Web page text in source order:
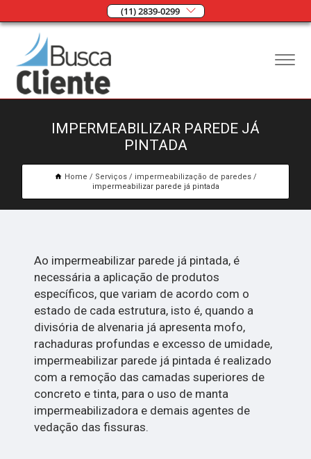
(11) 2839-0299
IMPERMEABILIZAR PAREDE JÁ
PINTADA
Home Serviços
impermeabilização de paredes
impermeabilizar parede já pintada
Ao impermeabilizar parede já pintada, é
necessária a aplicação de produtos
específicos, que variam de acordo com o
estado de cada estrutura, isto é, quando a
divisória de alvenaria já apresenta mofo,
rachaduras profundas e excesso de umidade,
impermeabilizar parede já pintada é realizado
com a remoção das camadas superiores de
concreto e tinta, para o uso de manta
impermeabilizadora e demais agentes de
vedação das fissuras.